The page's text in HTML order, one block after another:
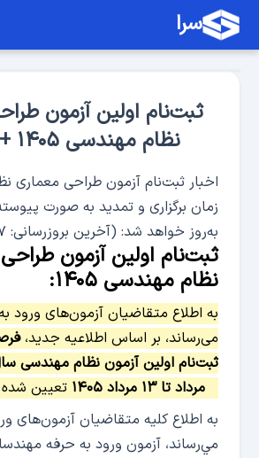
سرا
ثبت‌نام اولین آزمون
نظام مهندسی ۱۴۰۵ + تمدید
اخبار ثبت‌نام آزمون طراحی معماری
زمان برگزاری و تمدید به صورت
به‌روز خواهد شد: (آخرین بروزرسانی: ۷ مرداد ۱۴۰۵)
ثبت‌نام اولین آزمون
نظام مهندسی ۱۴۰۵:
به اطلاع متقاضیان آزمون‌های ورود
می‌رساند، بر اساس اطلاعیه جدید،
ثبت‌نام اولین آزمون نظام مهندسی سال
تعیین
به اطلاع کلیه متقاضیان آزمون‌های
مي‌رساند، آزمون ورود به حرفه